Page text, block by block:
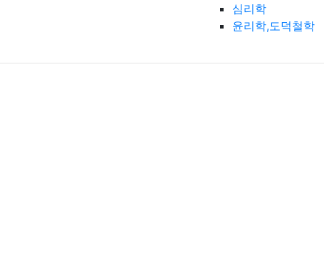
심리학
윤리학,도덕철학